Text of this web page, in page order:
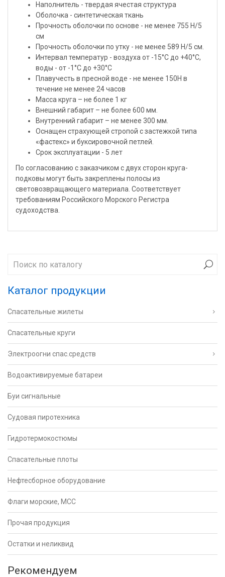
Наполнитель - твердая ячестая структура
Оболочка - синтетическая ткань
Прочность оболочки по основе - не менее 755 Н/5
см
Прочность оболочки по утку - не менее 589 Н/5 см.
Интервал температур - воздуха от -15°С до +40°С,
воды - от -1°С до +30°С
Плавучесть в пресной воде - не менее 150Н в
течение не менее 24 часов
Масса круга – не более 1 кг
Внешний габарит – не более 600 мм.
Внутренний габарит – не менее 300 мм.
Оснащен страхующей стропой с застежкой типа
«фастекс» и буксировочной петлей.
Срок эксплуатации - 5 лет
По согласованию с заказчиком с двух сторон круга-
подковы могут быть закреплены полосы из
световозвращающего материала. Соответствует
требованиям Российского Морского Регистра
судоходства.
Каталог продукции
Спасательные жилеты
Спасательные круги
Электроогни спас.средств
Водоактивируемые батареи
Буи сигнальные
Судовая пиротехника
Гидротермокостюмы
Спасательные плоты
Нефтесборное оборудование
Флаги морские, МСС
Прочая продукция
Остатки и неликвид
Рекомендуем